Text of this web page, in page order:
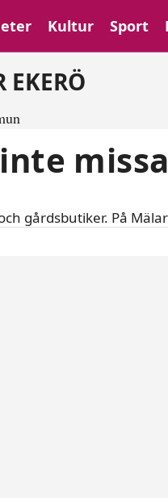
Kultur Sport
ekerö
EKERÖ
gårdsbutiker. På